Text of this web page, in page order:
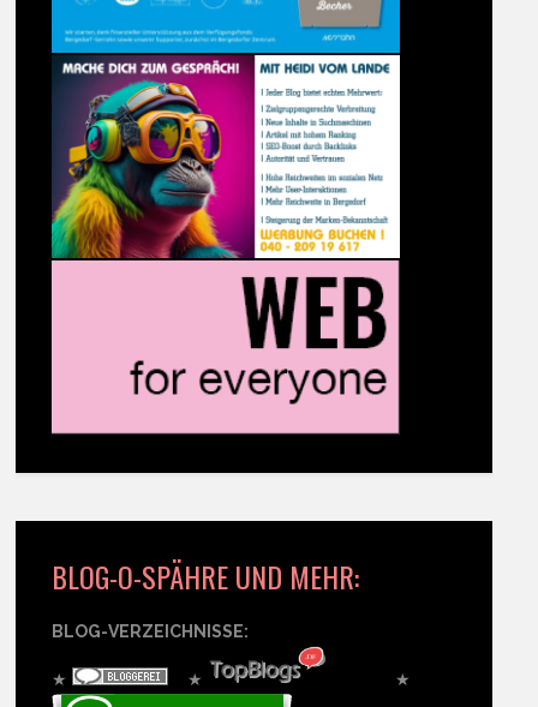
BLOG-O-SPÄHRE UND MEHR:
BLOG-VERZEICHNISSE:
★ ★ ★